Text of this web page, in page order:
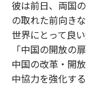
彼は前日、両国
の取れた前向き
世界にとって良
「中国の開放の
中国の改革・開
中協力を強化す